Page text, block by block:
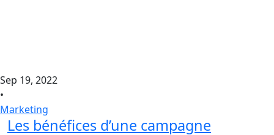
Sep 19, 2022
•
Marketing
Les bénéfices d’une campagne